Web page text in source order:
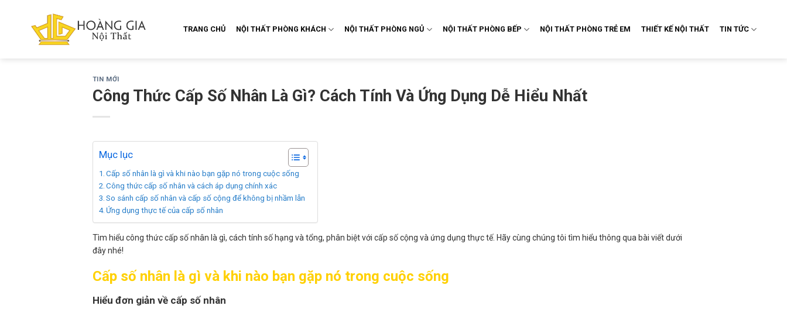
TRANG CHỦ NỘI THẤT PHÒNG KHÁCH NỘI THẤT PHÒNG NGỦ NỘI THẤT PHÒNG BẾP NỘI THẤT PHÒNG TRẺ EM THIẾT KẾ NỘI THẤT TIN TỨC
TIN MỚI
Công Thức Cấp Số Nhân Là Gì? Cách Tính Và Ứng Dụng Dễ Hiểu Nhất
Mục lục
Cấp số nhân là gì và khi nào bạn gặp nó trong cuộc sống
Công thức cấp số nhân và cách áp dụng chính xác
So sánh cấp số nhân và cấp số cộng để không bị nhầm lẫn
Ứng dụng thực tế của cấp số nhân
Tìm hiểu công thức cấp số nhân là gì, cách tính số hạng và tổng, phân biệt với cấp số cộng và ứng dụng thực tế. Hãy cùng chúng tôi tìm hiểu thông qua bài viết dưới
đây nhé!
Cấp số nhân là gì và khi nào bạn gặp nó trong cuộc sống
Hiểu đơn giản về cấp số nhân